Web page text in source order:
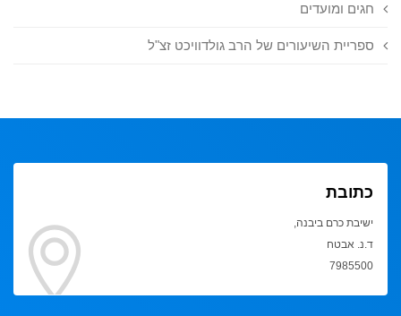
חגים ומועדים
ספריית השיעורים של הרב גולדוויכט זצ"ל
כתובת
ישיבת כרם ביבנה,
ד.נ. אבטח
7985500